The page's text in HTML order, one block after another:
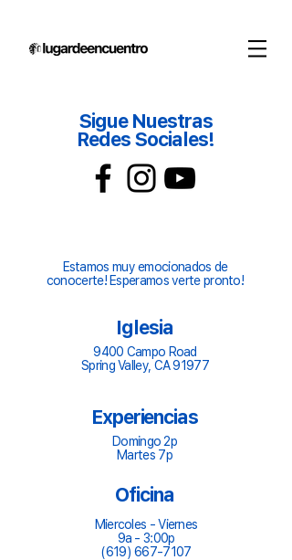
Sigue Nuestras
Redes Sociales!
Estamos muy emocionados de
conocerte! Esperamos verte pronto!
Iglesia
9400 Campo Road
Spring Valley, CA 91977
Experiencias
Domingo 2p
Martes 7p
Oficina
Miercoles - Viernes
9a - 3:00p
(619) 667-7107